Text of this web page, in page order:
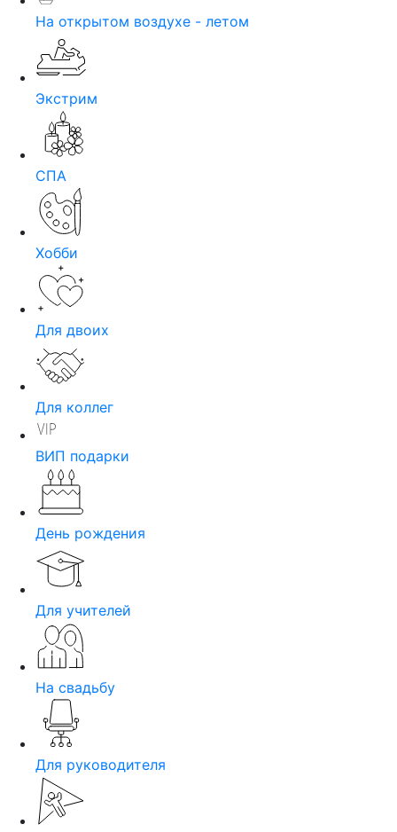
На открытом воздухе - летом
Экстрим
СПА
Хобби
Для двоих
Для коллег
ВИП подарки
День рождения
Для учителей
На свадьбу
Для руководителя